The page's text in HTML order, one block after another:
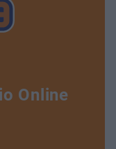
Online